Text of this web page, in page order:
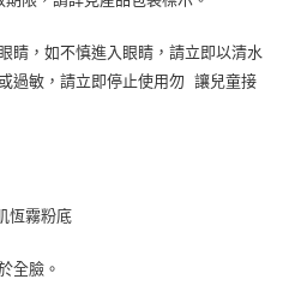
睛，如不慎進入眼睛，請立即以清水
過敏，請立即停止使用勿 讓兒童接
恆霧粉底
全臉。